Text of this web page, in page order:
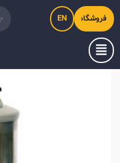
فروشگاه اینترنتی کیت‌لاین
EN